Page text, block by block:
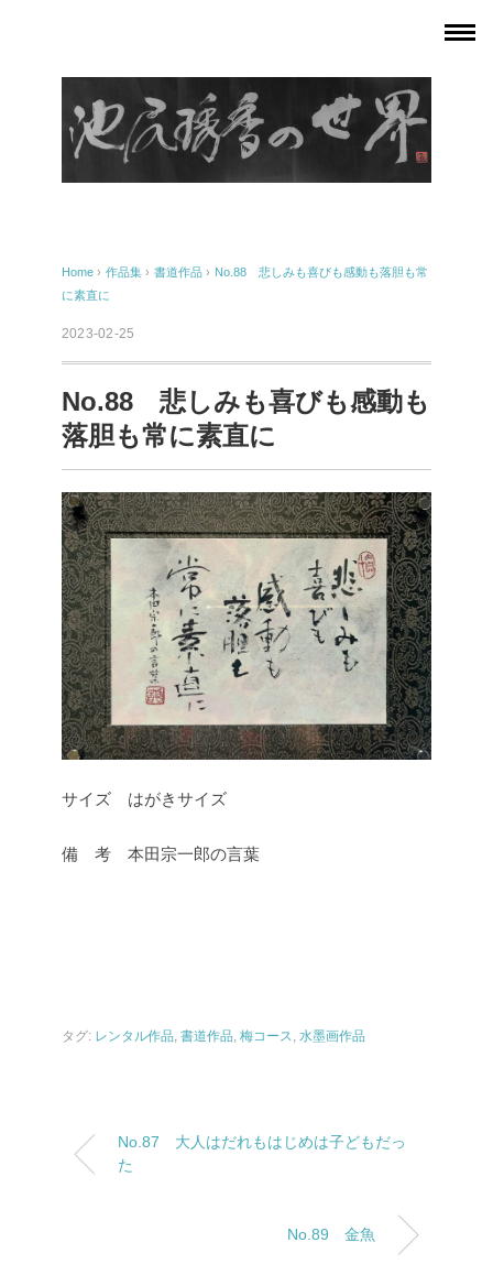
Home › 作品集 › 書道作品 › No.88 悲しみも喜びも感動も落胆も常
に素直に
2023-02-25
No.88 悲しみも喜びも感動も
落胆も常に素直に
サイズ はがきサイズ
備 考 本田宗一郎の言葉
タグ: レンタル作品, 書道作品, 梅コース, 水墨画作品
No.87 大人はだれもはじめは子どもだっ
た
No.89 金魚